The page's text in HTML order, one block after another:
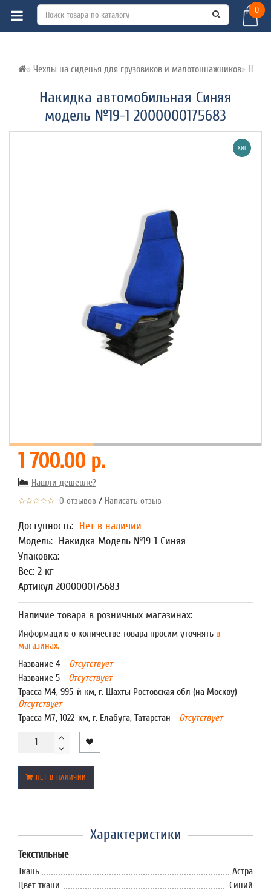
0
Чехлы на сиденья для грузовиков и малотоннажников
Накидка автомобильная Синяя
модель №19-1 2000000175683
ВСЕ О ТОВАРЕ ХАРАКТЕРИСТИКИ
ХИТ
1 700.00 р.
Нашли дешевле?
0 отзывов / Написать отзыв
Доступность: Нет в наличии
Модель: Накидка Модель №19-1 Синяя
Упаковка:
Вес: 2 кг
Артикул 2000000175683
Наличие товара в розничных магазинах:
Информацию о количестве товара просим уточнять в
магазинах.
Название 4 - Отсутствует
Название 5 - Отсутствует
Трасса М4, 995-й км, г. Шахты Ростовская обл (на Москву) -
Отсутствует
Трасса М7, 1022-км, г. Елабуга, Татарстан - Отсутствует
НЕТ В НАЛИЧИИ
Характеристики
Текстильные
Ткань
Астра
Цвет ткани
Синий